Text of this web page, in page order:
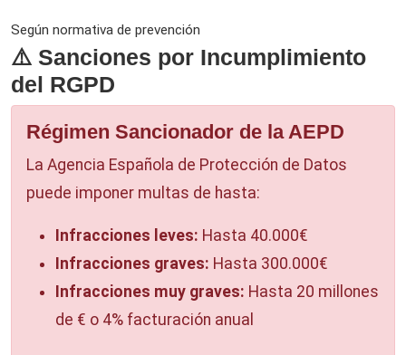
Según normativa de prevención
⚠️ Sanciones por Incumplimiento
del RGPD
Régimen Sancionador de la AEPD
La Agencia Española de Protección de Datos
puede imponer multas de hasta:
Infracciones leves: Hasta 40.000€
Infracciones graves: Hasta 300.000€
Infracciones muy graves: Hasta 20 millones
de € o 4% facturación anual